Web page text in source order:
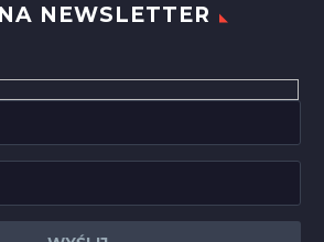
NEWSLETTER